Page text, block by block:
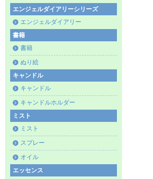
エンジェルダイアリーシリーズ
エンジェルダイアリー
書籍
書籍
ぬり絵
キャンドル
キャンドル
キャンドルホルダー
ミスト
ミスト
スプレー
オイル
エッセンス